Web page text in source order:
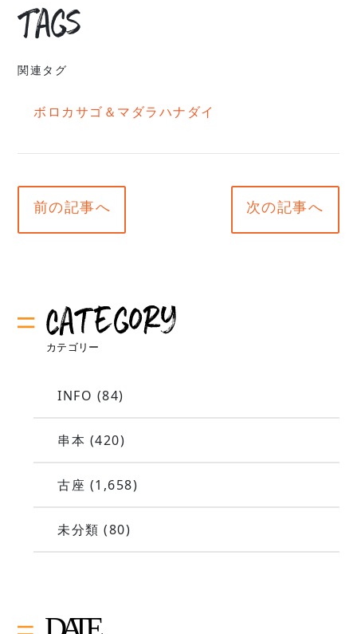
Tags
関連タグ
ボロカサゴ＆マダラハナダイ
前の記事へ 次の記事へ
INFO (84)
串本 (420)
古座 (1,658)
未分類 (80)